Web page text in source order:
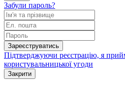
Забули пароль?
Зареєструватись
Підтверджуючи реєстрацію, я
користувальницької угоди
Закрити